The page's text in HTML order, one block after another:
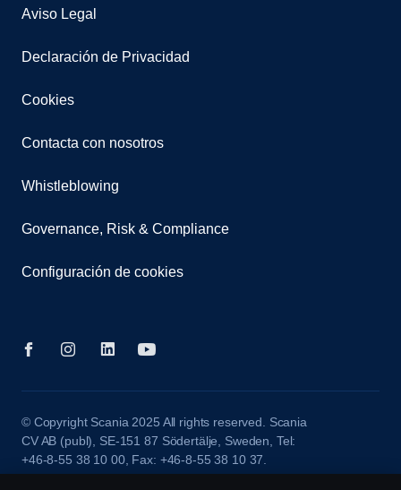
Aviso Legal
Declaración de Privacidad
Cookies
Contacta con nosotros
Whistleblowing
Governance, Risk & Compliance
Configuración de cookies
© Copyright Scania 2025 All rights reserved. Scania
CV AB (publ), SE-151 87 Södertälje, Sweden, Tel:
+46-8-55 38 10 00, Fax: +46-8-55 38 10 37.